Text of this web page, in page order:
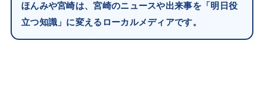
ほんみや宮崎は、宮崎のニュースや出来事を「明日役
立つ知識」に変えるローカルメディアです。